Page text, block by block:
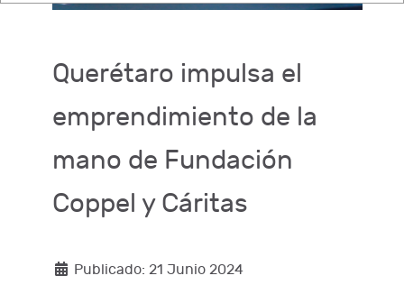
Querétaro impulsa el
emprendimiento de la
mano de Fundación
Coppel y Cáritas
Publicado: 21 Junio 2024